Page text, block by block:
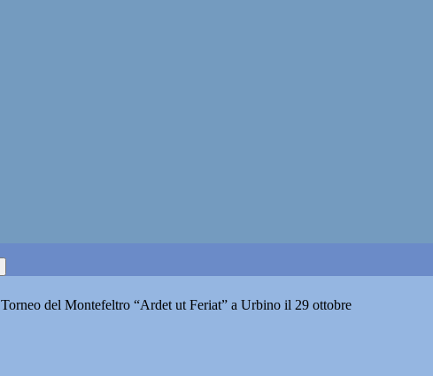
Torneo del Montefeltro “Ardet ut Feriat” a Urbino il 29 ottobre